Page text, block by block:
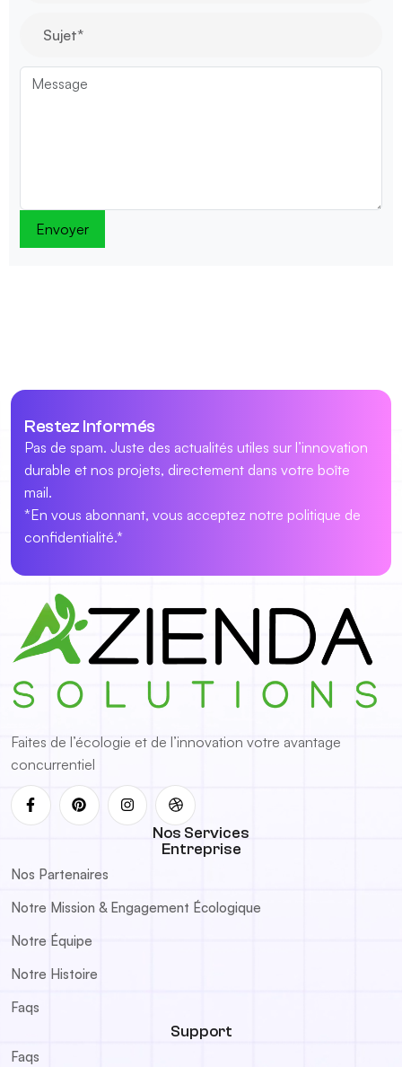
Restez Informés
Pas de spam. Juste des actualités utiles sur l’innovation
durable et nos projets, directement dans votre boîte
mail.
*En vous abonnant, vous acceptez notre politique de
confidentialité.*
Faites de l’écologie et de l’innovation votre avantage
concurrentiel
Nos Services
Entreprise
Nos Partenaires
Notre Mission & Engagement Écologique
Notre Équipe
Notre Histoire
Faqs
Support
Faqs